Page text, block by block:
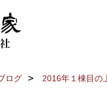
ログ 2016年１棟目の